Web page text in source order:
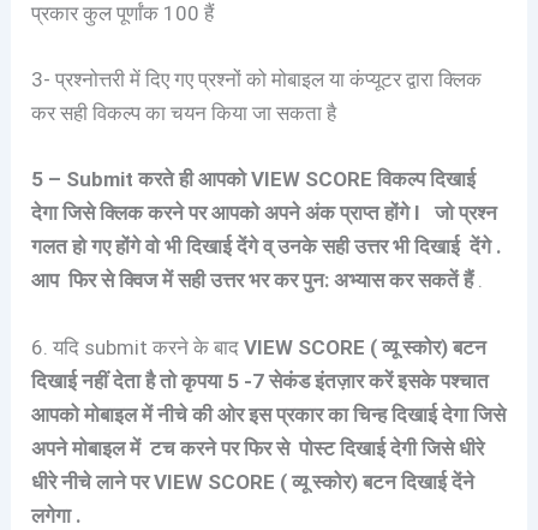
प्रकार कुल पूर्णांक 100 हैं
3- प्रश्नोत्तरी में दिए गए प्रश्नों को मोबाइल या कंप्यूटर द्वारा क्लिक
कर सही विकल्प का चयन किया जा सकता है
5 – Submit करते ही आपको VIEW SCORE विकल्प दिखाई
देगा जिसे क्लिक करने पर आपको अपने अंक प्राप्त होंगे I जो प्रश्न
गलत हो गए होंगे वो भी दिखाई देंगे व् उनके सही उत्तर भी दिखाई देंगे .
आप फिर से क्विज में सही उत्तर भर कर पुन: अभ्यास कर सकतें हैं.
6. यदि submit करने के बादVIEW SCORE ( व्यू स्कोर) बटन
दिखाई नहीं देता है तो कृपया 5 -7 सेकंड इंतज़ार करें इसके पश्चात
आपको मोबाइल में नीचे की ओर इस प्रकार का चिन्ह दिखाई देगा जिसे
अपने मोबाइल में टच करने पर फिर से पोस्ट दिखाई देगी जिसे धीरे
धीरे नीचे लाने पर VIEW SCORE ( व्यू स्कोर) बटन दिखाई देंने
लगेगा .